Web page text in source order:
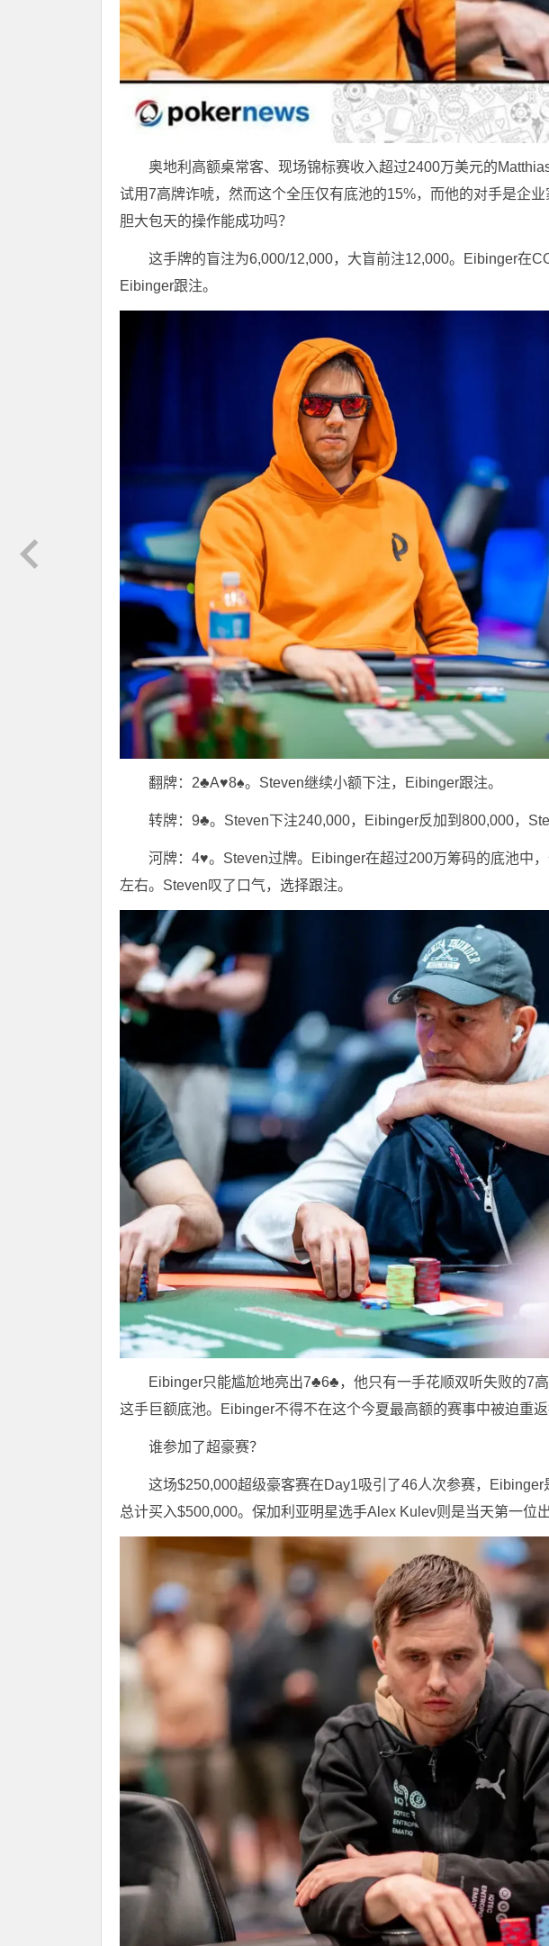
奥地利高额桌常客、现场锦标赛收入超过2400万美元的
试用7高牌诈唬，然而这个全压仅有底池的15%，而他的对手是企
胆大包天的操作能成功吗？
这手牌的盲注为6,000/12,000，大盲前注12,000。Eibinger在
Eibinger跟注。
翻牌：2♣A♥8♠。Steven继续小额下注，Eibinger跟注。
转牌：9♣。Steven下注240,000，Eibinger反加到800,000，
河牌：4♥。Steven过牌。Eibinger在超过200万筹码的底池中
左右。Steven叹了口气，选择跟注。
Eibinger只能尴尬地亮出7♣6♣，他只有一手花顺双听失败的7
这手巨额底池。Eibinger不得不在这个今夏最高额的赛事中被迫重返
谁参加了超豪赛？
这场$250,000超级豪客赛在Day1吸引了46人次参赛，Eibinger
总计买入$500,000。保加利亚明星选手Alex Kulev则是当天第一位